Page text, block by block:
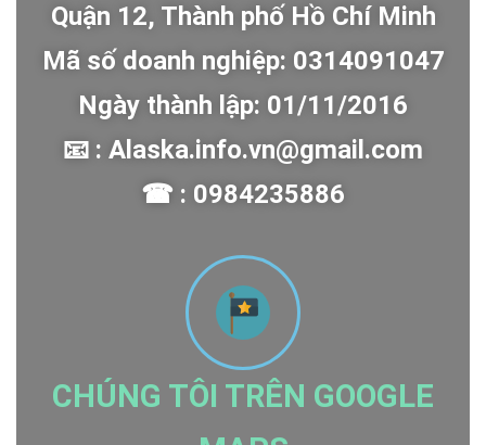
Quận 12, Thành phố Hồ Chí Minh
Mã số doanh nghiệp: 0314091047
Ngày thành lập: 01/11/2016
📧 : Alaska.info.vn@gmail.com
☎ : 0984235886
CHÚNG TÔI TRÊN GOOGLE